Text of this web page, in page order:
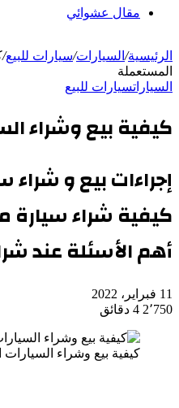
مقال عشوائي
الرئيسية/ السيارات/سيارات للبيع/
المستعملة
السياراتسيارات للبيع
كيفية بيع وشراء
إجراءات بيع و
كيفية شراء
أهم الأسئلة عند
11 فبراير، 2022
2٬750 4 دقائق
كيفية بيع وشراء السيارات